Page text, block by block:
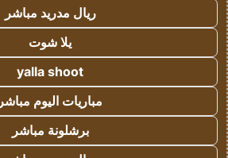
ريال مدريد مباشر
يلا شوت
yalla shoot
مباريات اليوم مباشر
برشلونة مباشر